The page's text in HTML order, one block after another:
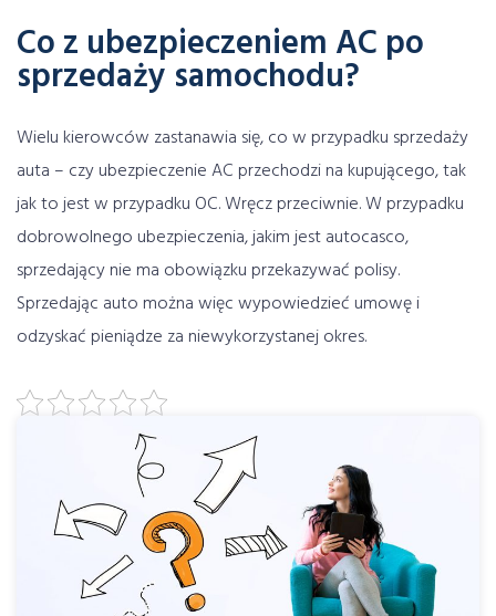
Co z ubezpieczeniem AC po
sprzedaży samochodu?
Wielu kierowców zastanawia się, co w przypadku sprzedaży
auta – czy ubezpieczenie AC przechodzi na kupującego, tak
jak to jest w przypadku OC. Wręcz przeciwnie. W przypadku
dobrowolnego ubezpieczenia, jakim jest autocasco,
sprzedający nie ma obowiązku przekazywać polisy.
Sprzedając auto można więc wypowiedzieć umowę i
odzyskać pieniądze za niewykorzystanej okres.